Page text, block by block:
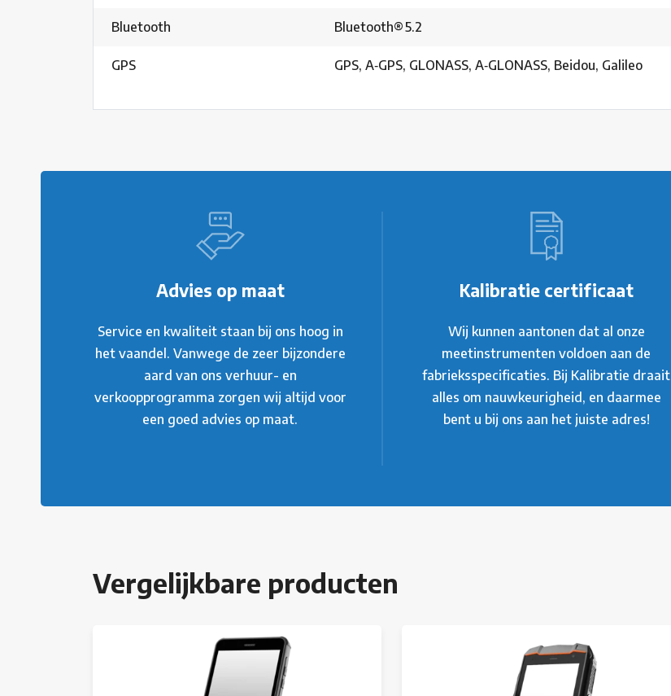
Bluetooth Bluetooth® 5.2
GPS GPS, A‑GPS, GLONASS, A‑GLONASS, Beidou, Galileo
Advies op maat
Service en kwaliteit staan bij ons hoog in
het vaandel. Vanwege de zeer bijzondere
aard van ons verhuur- en
verkoopprogramma zorgen wij altijd voor
een goed advies op maat.
Kalibratie certificaat
Wij kunnen aantonen dat al onze
meetinstrumenten voldoen aan de
fabrieksspecificaties. Bij Kalibratie draait
alles om nauwkeurigheid, en daarmee
bent u bij ons aan het juiste adres!
Vergelijkbare producten